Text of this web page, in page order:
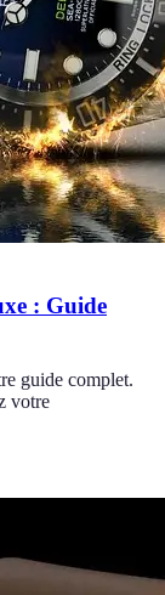
: Guide
guide complet.
votre